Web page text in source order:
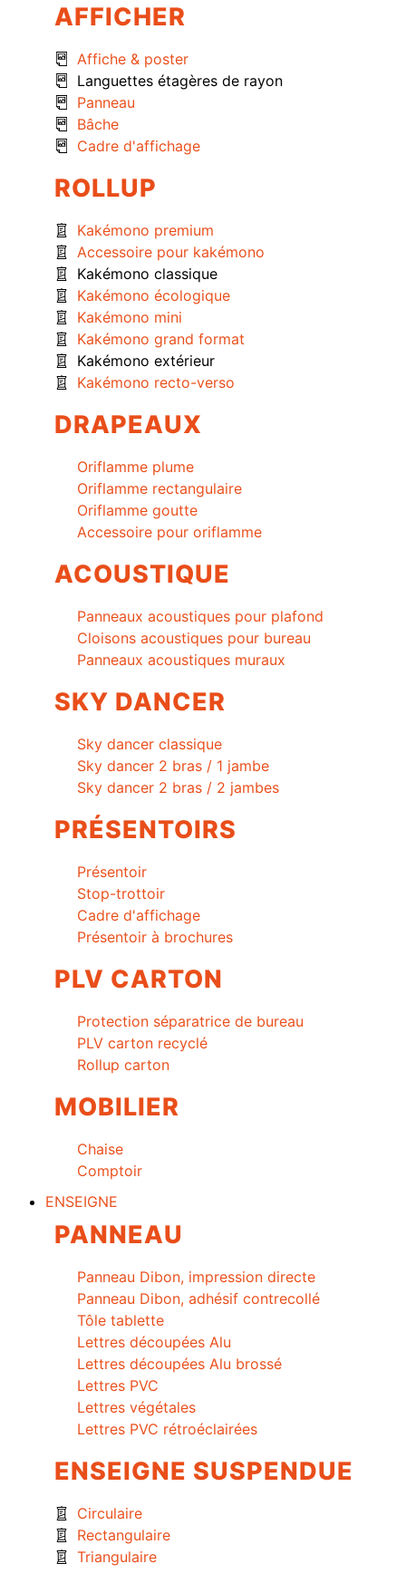
AFFICHER
Affiche & poster
Languettes étagères de rayon
Panneau
Bâche
Cadre d'affichage
ROLLUP
Kakémono premium
Accessoire pour kakémono
Kakémono classique
Kakémono écologique
Kakémono mini
Kakémono grand format
Kakémono extérieur
Kakémono recto-verso
DRAPEAUX
Oriflamme plume
Oriflamme rectangulaire
Oriflamme goutte
Accessoire pour oriflamme
ACOUSTIQUE
Panneaux acoustiques pour plafond
Cloisons acoustiques pour bureau
Panneaux acoustiques muraux
SKY DANCER
Sky dancer classique
Sky dancer 2 bras / 1 jambe
Sky dancer 2 bras / 2 jambes
PRÉSENTOIRS
Présentoir
Stop-trottoir
Cadre d'affichage
Présentoir à brochures
PLV CARTON
Protection séparatrice de bureau
PLV carton recyclé
Rollup carton
MOBILIER
Chaise
Comptoir
ENSEIGNE
PANNEAU
Panneau Dibon, impression directe
Panneau Dibon, adhésif contrecollé
Tôle tablette
Lettres découpées Alu
Lettres découpées Alu brossé
Lettres PVC
Lettres végétales
Lettres PVC rétroéclairées
ENSEIGNE SUSPENDUE
Circulaire
Rectangulaire
Triangulaire